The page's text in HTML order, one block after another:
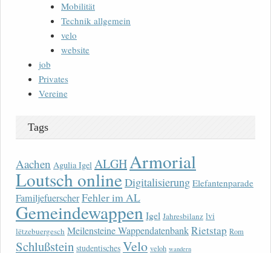
Mobilität
Technik allgemein
velo
website
job
Privates
Vereine
Tags
Aachen Agulia Igel ALGHArmorial
Loutsch onlineDigitalisierung Elefantenparade
FamiljefuerscherFehler im AL
Gemeindewappen Igel Jahresbilanz lvi
lëtzebuergesch Meilensteine WappendatenbankRietstap Rom
Schlußstein studentisches Velo veloh wandern